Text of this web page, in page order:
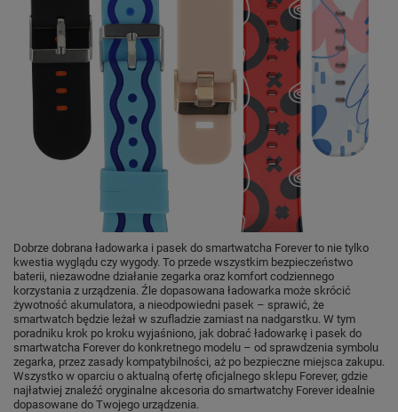
Dobrze dobrana ładowarka i pasek do smartwatcha Forever to nie tylko
kwestia wyglądu czy wygody. To przede wszystkim bezpieczeństwo
baterii, niezawodne działanie zegarka oraz komfort codziennego
korzystania z urządzenia. Źle dopasowana ładowarka może skrócić
żywotność akumulatora, a nieodpowiedni pasek – sprawić, że
smartwatch będzie leżał w szufladzie zamiast na nadgarstku. W tym
poradniku krok po kroku wyjaśniono, jak dobrać ładowarkę i pasek do
smartwatcha Forever do konkretnego modelu – od sprawdzenia symbolu
zegarka, przez zasady kompatybilności, aż po bezpieczne miejsca zakupu.
Wszystko w oparciu o aktualną ofertę oficjalnego sklepu Forever, gdzie
najłatwiej znaleźć oryginalne akcesoria do smartwatchy Forever idealnie
dopasowane do Twojego urządzenia.